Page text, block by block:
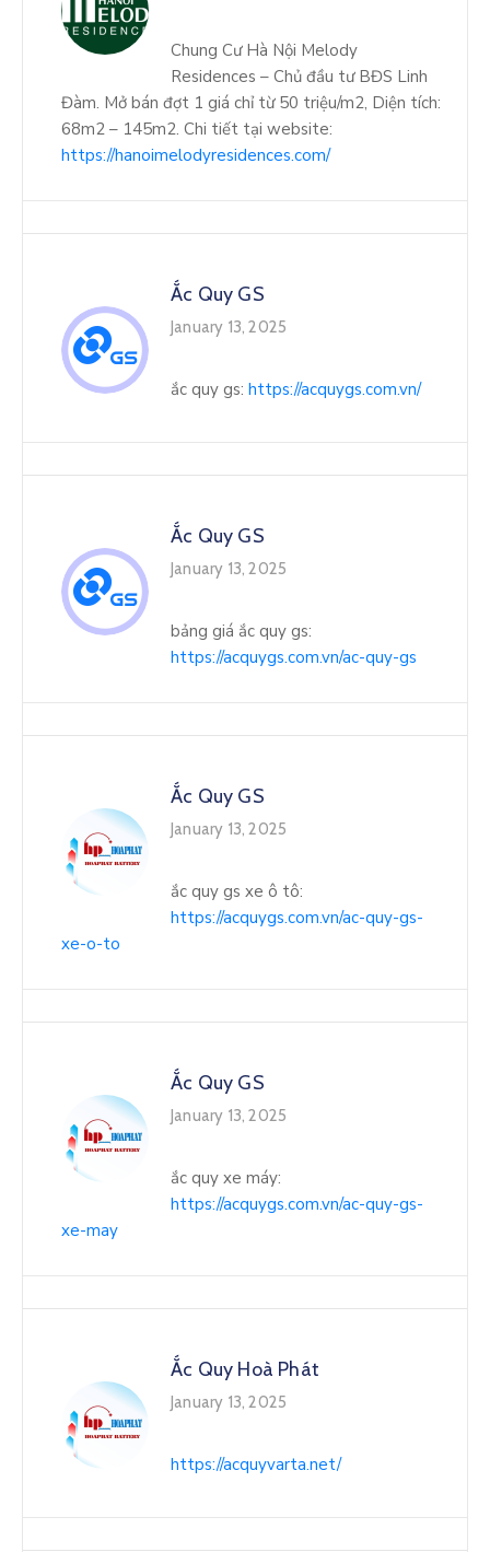
Chung Cư Hà Nội Melody
Residences – Chủ đầu tư BĐS Linh
Đàm. Mở bán đợt 1 giá chỉ từ 50 triệu/m2, Diện tích:
68m2 – 145m2. Chi tiết tại website:
https://hanoimelodyresidences.com/
Ắc Quy GS
January 13, 2025
ắc quy gs: https://acquygs.com.vn/
Ắc Quy GS
January 13, 2025
bảng giá ắc quy gs:
https://acquygs.com.vn/ac-quy-gs
Ắc Quy GS
January 13, 2025
ắc quy gs xe ô tô:
https://acquygs.com.vn/ac-quy-gs-
xe-o-to
Ắc Quy GS
January 13, 2025
ắc quy xe máy:
https://acquygs.com.vn/ac-quy-gs-
xe-may
Ắc Quy Hoà Phát
January 13, 2025
https://acquyvarta.net/